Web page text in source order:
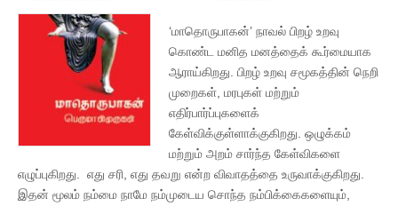
‘மாதொருபாகன்’ நாவல் பிறழ் உறவு
கொண்ட மனித மனத்தைக் கூர்மையாக
ஆராய்கிறது. பிறழ் உறவு சமூகத்தின் நெறி
முறைகள், மரபுகள் மற்றும்
எதிர்பார்ப்புகளைக்
கேள்விக்குள்ளாக்குகிறது. ஒழுக்கம்
மற்றும் அறம் சார்ந்த கேள்விகளை
எழுப்புகிறது. எது சரி, எது தவறு என்ற விவாதத்தை உருவாக்குகிறது.
இதன் மூலம் நம்மை நாமே நம்முடைய சொந்த நம்பிக்கைகளையும்,